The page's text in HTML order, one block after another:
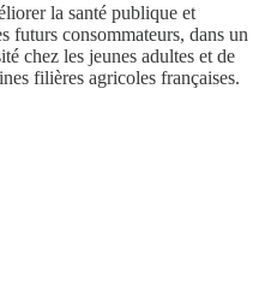
la santé publique et
futurs consommateurs, dans un
chez les jeunes adultes et de
filières agricoles françaises.